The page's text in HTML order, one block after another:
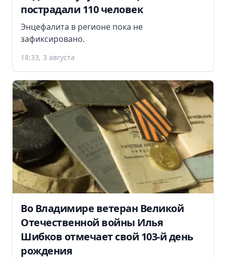
пострадали 110 человек
Энцефалита в регионе пока не
зафиксировано.
18:33, 3 августа
Во Владимире ветеран Великой
Отечественной войны Илья
Шибков отмечает свой 103-й день
рождения